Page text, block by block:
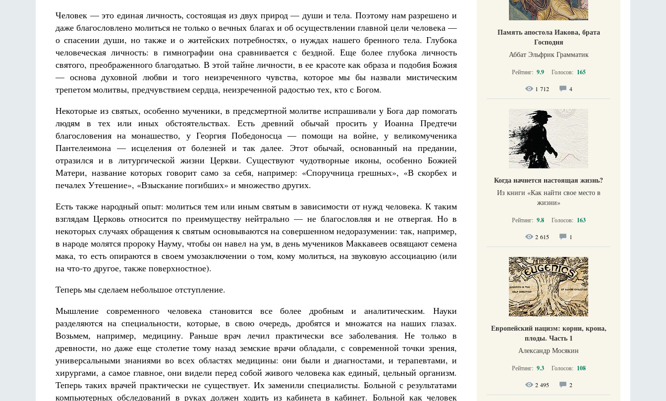
Человек — это единая личность, состоящая из двух природ — души и тела. Поэтому нам разрешено и
даже благословлено молиться не только о вечных благах и об осуществлении главной цели человека —
о спасении души, но также и о житейских потребностях, о нуждах нашего бренного тела. Глубока
человеческая личность: в гимнографии она сравнивается с бездной. Еще более глубока личность
святого, преображенного благодатью. В этой тайне личности, в ее красоте как образа и подобия Божия
— основа духовной любви и того неизреченного чувства, которое мы бы назвали мистическим
трепетом молитвы, предчувствием сердца, неизреченной радостью тех, кто с Богом.
Некоторые из святых, особенно мученики, в предсмертной молитве испрашивали у Бога дар помогать
людям в тех или иных обстоятельствах. Есть древний обычай просить у Иоанна Предтечи
благословения на монашество, у Георгия Победоносца — помощи на войне, у великомученика
Пантелеимона — исцеления от болезней и так далее. Этот обычай, основанный на предании,
отразился и в литургической жизни Церкви. Существуют чудотворные иконы, особенно Божией
Матери, название которых говорит само за себя, например: «Споручница грешных», «В скорбех и
печалех Утешение», «Взыскание погибших» и множество других.
Есть также народный опыт: молиться тем или иным святым в зависимости от нужд человека. К таким
взглядам Церковь относится по преимуществу нейтрально — не благословляя и не отвергая. Но в
некоторых случаях обращения к святым основываются на совершенном недоразумении: так, например,
в народе молятся пророку Науму, чтобы он навел на ум, в день мучеников Маккавеев освящают семена
мака, то есть опираются в своем умозаключении о том, кому молиться, на звуковую ассоциацию (или
на что-то другое, также поверхностное).
Теперь мы сделаем небольшое отступление.
Мышление современного человека становится все более дробным и аналитическим. Науки
разделяются на специальности, которые, в свою очередь, дробятся и множатся на наших глазах.
Возьмем, например, медицину. Раньше врач лечил практически все заболевания. Не только в
древности, но даже еще столетие тому назад земские врачи обладали, с современной точки зрения,
универсальными знаниями во всех областях медицины: они были и диагностами, и терапевтами, и
хирургами, а самое главное, они видели перед собой живого человека как единый, цельный организм.
Теперь таких врачей практически не существует. Их заменили специалисты. Больной с результатами
компьютерных обследований в руках должен ходить из кабинета в кабинет. Больной как человек
Память апостола Иакова, брата
Господня
Аббат Эльфрик Грамматик
Рейтинг: 9.9 Голосов: 165
1 712 4
Когда начнется настоящая жизнь?
Из книги «Как найти свое место в
жизни​»
Рейтинг: 9.8 Голосов: 163
2 615 1
Европейский нацизм: корни, крона,
плоды. Часть 1
Александр Мосякин
Рейтинг: 9.3 Голосов: 108
2 495 2